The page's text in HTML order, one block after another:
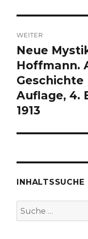
WEITER
Nächster
Beitrag:
Neue
Hoffmann.
Geschichte
Auflage, 4.
1913
INHALTSSUCHE
Suche
nach: